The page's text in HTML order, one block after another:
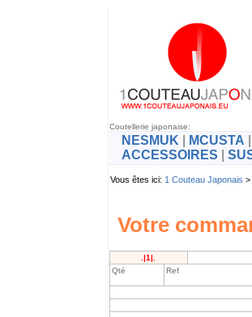
Coutellerie japonaise:
NESMUK MCUSTA
ACCESSOIRES
Vous êtes ici: 1 Couteau Japonais
Votre
.|1|.
Qté
Ref